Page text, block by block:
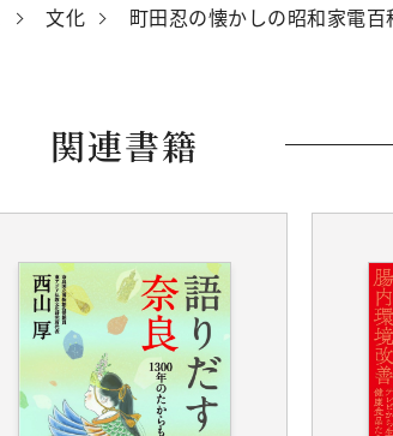
文化 町田忍の懐かしの昭和家電百
関連書籍